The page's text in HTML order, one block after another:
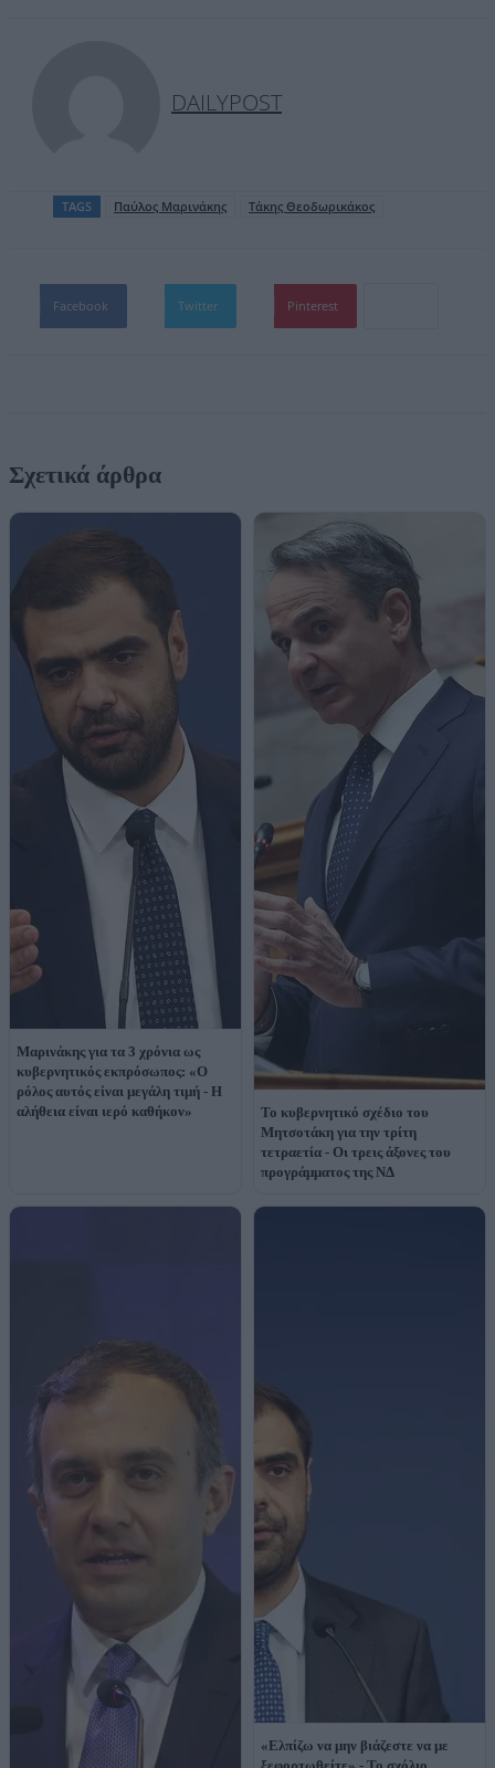
DAILYPOST
TAGS Παύλος Μαρινάκης Τάκης Θεοδωρικάκος
Facebook Twitter Pinterest
Σχετικά άρθρα
Μαρινάκης για τα 3 χρόνια ως
κυβερνητικός εκπρόσωπος: «Ο
ρόλος αυτός είναι μεγάλη τιμή - Η
αλήθεια είναι ιερό καθήκον»
Το κυβερνητικό σχέδιο του
Μητσοτάκη για την τρίτη
τετραετία - Οι τρεις άξονες του
προγράμματος της ΝΔ
«Ελπίζω να μην βιάζεστε να με